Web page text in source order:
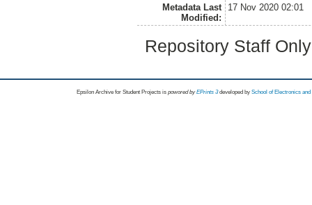
Metadata Last
Modified:
17 Nov 2020 02:01
Repository Staff
Epsilon Archive for Student Projects is powored byEPrints 3 developed by School of Electronics